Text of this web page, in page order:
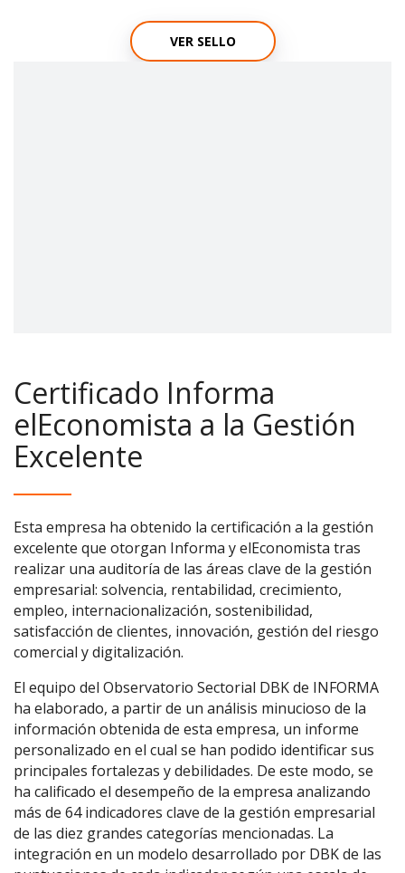
VER SELLO
Certificado Informa
elEconomista a la Gestión
Excelente
Esta empresa ha obtenido la certificación a la gestión
excelente que otorgan Informa y elEconomista tras
realizar una auditoría de las áreas clave de la gestión
empresarial: solvencia, rentabilidad, crecimiento,
empleo, internacionalización, sostenibilidad,
satisfacción de clientes, innovación, gestión del riesgo
comercial y digitalización.
El equipo del Observatorio Sectorial DBK de INFORMA
ha elaborado, a partir de un análisis minucioso de la
información obtenida de esta empresa, un informe
personalizado en el cual se han podido identificar sus
principales fortalezas y debilidades. De este modo, se
ha calificado el desempeño de la empresa analizando
más de 64 indicadores clave de la gestión empresarial
de las diez grandes categorías mencionadas. La
integración en un modelo desarrollado por DBK de las